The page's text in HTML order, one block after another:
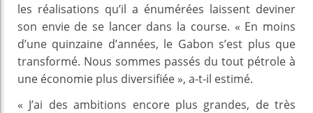
les réalisations qu’il a énumérées laissent deviner
son envie de se lancer dans la course. « En moins
d’une quinzaine d’années, le Gabon s’est plus que
transformé. Nous sommes passés du tout pétrole à
une économie plus diversifiée », a-t-il estimé.
« J’ai des ambitions encore plus grandes, de très